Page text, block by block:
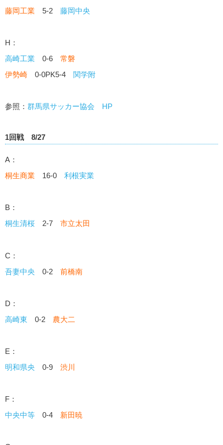
藤岡工業
5-2 藤岡中央
H：
高崎工業 0-6 常磐
伊勢崎 0-0PK5-4 関学附
参照： 群馬県サッカー協会 HP
1回戦 8/27
A：
桐生商業 16-0 利根実業
B：
桐生清桜 2-7 市立太田
C：
吾妻中央 0-2 前橋南
D：
高崎東 0-2 農大二
E：
明和県央 0-9 渋川
F：
中央中等 0-4 新田暁